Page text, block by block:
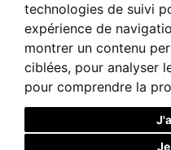
technologies de suivi
expérience de
montrer un contenu
ciblées, pour analyser
pour comprendre la
J’ai lu et accepté la rubrique